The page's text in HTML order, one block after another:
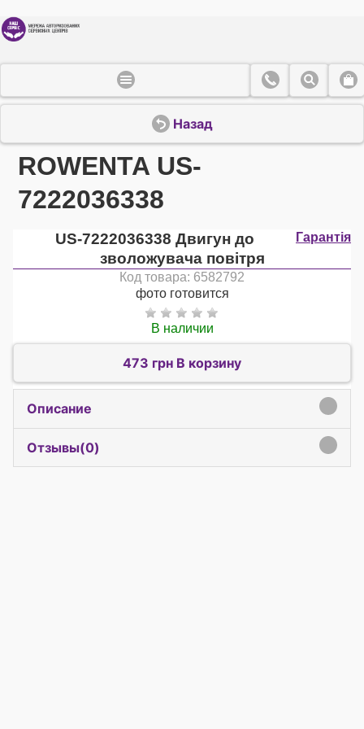
Назад
ROWENTA US-
7222036338
Гарантія
US-7222036338 Двигун до
зволожувача повітря
Код товара: 6582792
фото готовится
В наличии
473 грн В корзину
Описание
Отзывы(0)